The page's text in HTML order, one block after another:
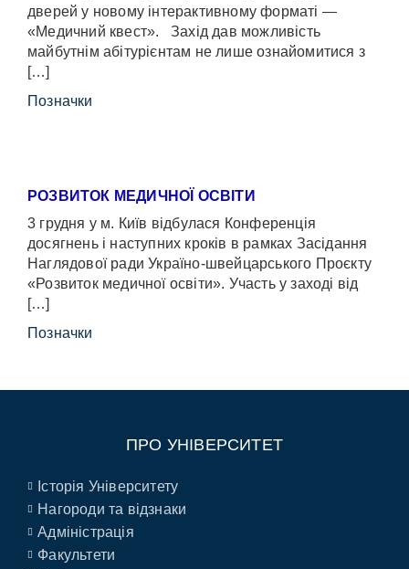
дверей у новому інтерактивному форматі —
«Медичний квест». Захід дав можливість
майбутнім абітурієнтам не лише ознайомитися з
[…]
Позначки
РОЗВИТОК МЕДИЧНОЇ ОСВІТИ
3 грудня у м. Київ відбулася Конференція
досягнень і наступних кроків в рамках Засідання
Наглядової ради Україно-швейцарського Проєкту
«Розвиток медичної освіти». Участь у заході від
[…]
Позначки
ПРО УНІВЕРСИТЕТ
Історія Університету
Нагороди та відзнаки
Адміністрація
Факультети